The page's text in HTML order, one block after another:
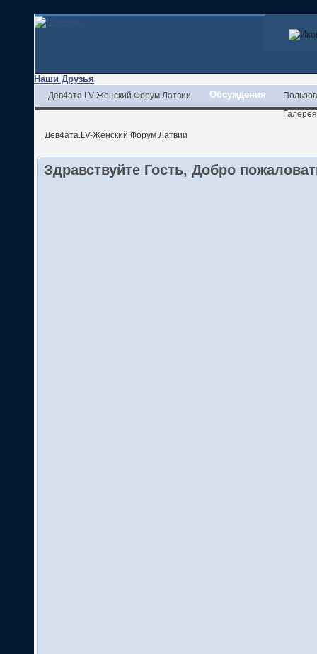
Наши Друзья
Дев4ата.LV-Женский Форум Латвии Обсуждения
Галерея
Дев4ата.LV-Женский Форум Латвии
Здравствуйте Гость, Добро